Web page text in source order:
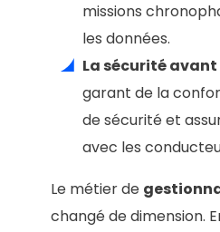
missions
les données.
La sécurité
garant de la
de sécurité et
avec les
Le métier de
changé de dimension.